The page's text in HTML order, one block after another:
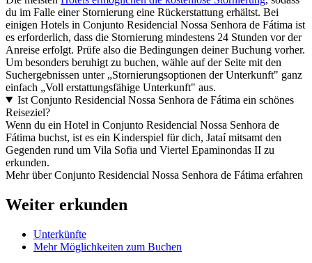
du im Falle einer Stornierung eine Rückerstattung erhältst. Bei
einigen Hotels in Conjunto Residencial Nossa Senhora de Fátima ist
es erforderlich, dass die Stornierung mindestens 24 Stunden vor der
Anreise erfolgt. Prüfe also die Bedingungen deiner Buchung vorher.
Um besonders beruhigt zu buchen, wähle auf der Seite mit den
Suchergebnissen unter „Stornierungsoptionen der Unterkunft" ganz
einfach „Voll erstattungsfähige Unterkunft" aus.
Ist Conjunto Residencial Nossa Senhora de Fátima ein schönes
Reiseziel?
Wenn du ein Hotel in Conjunto Residencial Nossa Senhora de
Fátima buchst, ist es ein Kinderspiel für dich, Jataí mitsamt den
Gegenden rund um Vila Sofia und Viertel Epaminondas II zu
erkunden.
Mehr über Conjunto Residencial Nossa Senhora de Fátima erfahren
Weiter erkunden
Unterkünfte
Mehr Möglichkeiten zum Buchen